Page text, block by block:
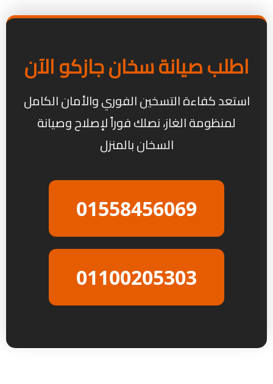
اطلب صيانة سخان جازكو الآن
استعد كفاءة التسخين الفوري والأمان الكامل
لمنظومة الغاز، نصلك فوراً لإصلاح وصيانة
السخان بالمنزل
01558456069
01100205303